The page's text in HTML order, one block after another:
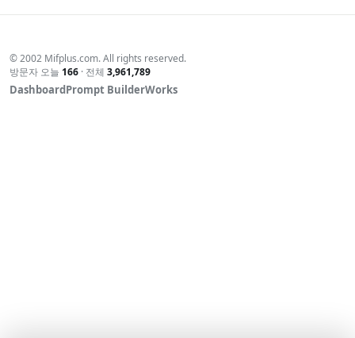
· include로 여러 파일을 조립하는 구조
이라도…
© 2002 Mifplus.com. All rights reserved.
방문자 오늘 166 · 전체 3,961,789
DashboardPrompt BuilderWorks